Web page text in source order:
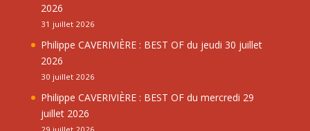
2026
31 juillet 2026
Philippe CAVERIVIÈRE : BEST OF du jeudi 30 juillet
2026
30 juillet 2026
Philippe CAVERIVIÈRE : BEST OF du mercredi 29
juillet 2026